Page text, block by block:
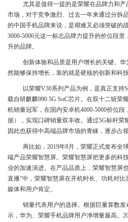
尤其是值得一提的是荣耀在品牌力和
市场，对于竞争激烈、过去一年来通过分拆
的中国手机品牌来说，是艰难又必须突破的
3000-5000元这一标志品牌力提升的价位段
升的品牌。
创新体验和品质是用户增长的关键。
然能够保持增长，靠的就是硬核的创新和科技
以荣耀V30系列产品为例，是真正支持
载自研麒麟990 5G SoC芯片。在双十二斩荣
机销量冠军，在国内安卓机4000-5000价位
据），实现口碑销量双丰收。通过5G标杆荣
因此也获得中高端品牌市场的青睐，逐步占
再比如，2019年8月，荣耀正式发布全
端产品荣耀智慧屏。荣耀智慧屏把更多的科
业的加速演进。在产品品质上，荣耀智慧屏
直播”中，荣耀智慧屏在开机时长、功耗对
媒体和用户肯定。
销量代表用户的选择。根据巨量算数
示，华为、荣耀手机品牌用户净增量最高。